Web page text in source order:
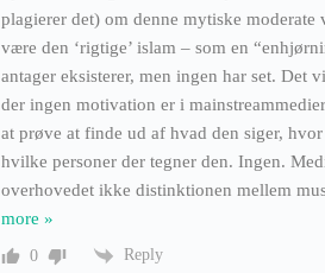
plagierer det) om denne mytiske moderate
være den ‘rigtige’ islam – som en
antager eksisterer, men ingen har set. Det
der ingen motivation er i
at prøve at finde ud af hvad den siger,
hvilke personer der tegner den. Ingen.
overhovedet ikke distinktionen mellem
more »
0 Reply